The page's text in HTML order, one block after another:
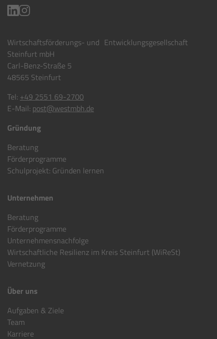
Wirtschaftsförderungs- und Entwicklungsgesellschaft
Steinfurt mbH
Carl-Benz-Straße 5
48565 Steinfurt
Tel: +49 2551 69-2700
E-Mail: post@westmbh.de
Gründung
Beratung
Förderprogramme
Schulprojekt: Gründen lernen
Unternehmen
Beratung
Förderprogramme
Unternehmensnachfolge
Wirtschaftliche Resilienz im Kreis Steinfurt (WiReSt)
Vernetzung
Über uns
Aufgaben & Ziele
Team
Karriere